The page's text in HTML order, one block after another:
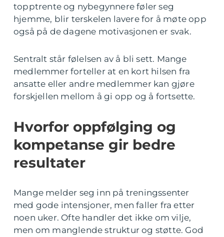
topptrente og nybegynnere føler seg
hjemme, blir terskelen lavere for å møte opp
også på de dagene motivasjonen er svak.
Sentralt står følelsen av å bli sett. Mange
medlemmer forteller at en kort hilsen fra
ansatte eller andre medlemmer kan gjøre
forskjellen mellom å gi opp og å fortsette.
Hvorfor oppfølging og
kompetanse gir bedre
resultater
Mange melder seg inn på treningssenter
med gode intensjoner, men faller fra etter
noen uker. Ofte handler det ikke om vilje,
men om manglende struktur og støtte. God